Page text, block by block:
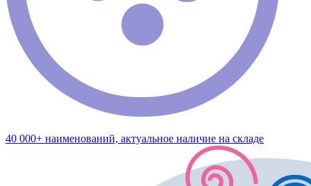
40 000+ наименований, актуальное наличие на складе